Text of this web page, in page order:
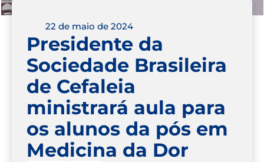
22 de maio de 2024
Presidente da
Sociedade Brasileira
de Cefaleia
ministrará aula para
os alunos da pós em
Medicina da Dor